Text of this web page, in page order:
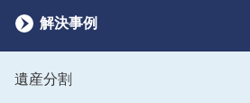
解決事例
遺産分割